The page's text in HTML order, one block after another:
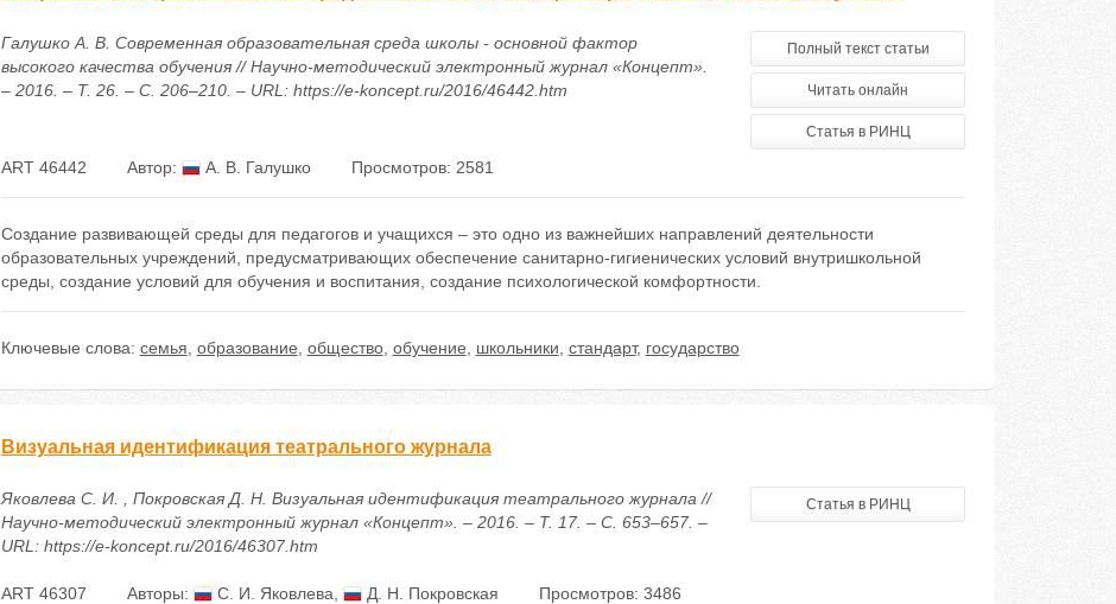
Галушко А. В. Современная образовательная среда школы - основной фактор
высокого качества обучения // Научно-методический электронный журнал «Концепт».
– 2016. – Т. 26. – С. 206–210. – URL: https://e-koncept.ru/2016/46442.htm
Полный текст статьи
Читать онлайн
Статья в РИНЦ
ART 46442 Автор: А. В. Галушко Просмотров: 2581
Создание развивающей среды для педагогов и учащихся – это одно из важнейших направлений деятельности
образовательных учреждений, предусматривающих обеспечение санитарно-гигиенических условий внутришкольной
среды, создание условий для обучения и воспитания, создание психологической комфортности.
Ключевые слова: семья образование общество, обучение школьники стандарт, государство
Визуальная идентификация театрального журнала
Яковлева С. И. , Покровская Д. Н. Визуальная идентификация театрального журнала //
Научно-методический электронный журнал «Концепт». – 2016. – Т. 17. – С. 653–657. –
URL: https://e-koncept.ru/2016/46307.htm
Статья в РИНЦ
ART 46307 Авторы: С. И. Яковлева Д. Н. Покровская Просмотров: 3486